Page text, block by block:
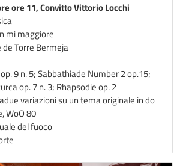
ore 11, Convitto Vittorio Locchi
mi maggiore
de Torre Bermeja
9 n. 5; Sabbathiade Number 2 op.15;
op. 7 n. 3; Rhapsodie op. 2
variazioni su un tema originale in do
WoO 80
del fuoco